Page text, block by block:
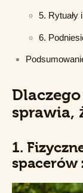
5. Rytuały
6.
sprawia,
1.
spacerów